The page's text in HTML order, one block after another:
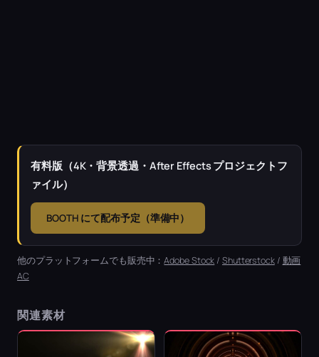
有料版（4K・背景透過・After Effects プロジェクトフ
ァイル）
BOOTH にて配布予定（準備中）
他のプラットフォームでも販売中：Adobe Stock /Shutterstock/ 動画
AC
関連素材